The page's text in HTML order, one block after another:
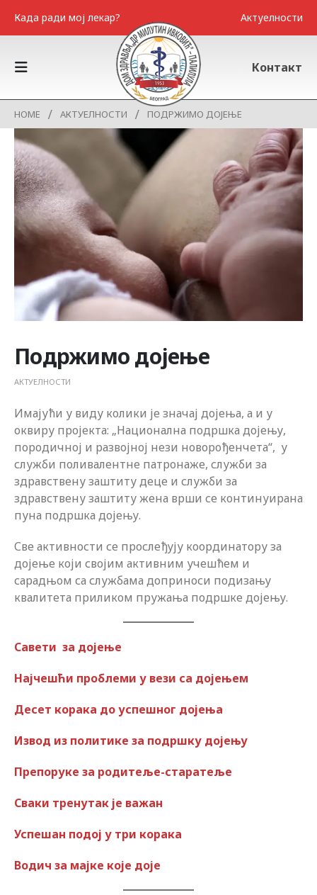
Када ради мој лекар? Актуелности
Контакт
HOME АКТУЕЛНОСТИ ПОДРЖИМО ДОЈЕЊЕ
Подржимо дојење
АКТУЕЛНОСТИ
Имајући у виду колики је значај дојења, а и у
оквиру пројекта: „Национална подршка дојењу,
породичној и развојној нези новорођенчета“, у
служби поливалентне патронаже, служби за
здравствену заштиту деце и служби за
здравствену заштиту жена врши се континуирана
пуна подршка дојењу.
Све активности се прослеђују координатору за
дојење који својим активним учешћем и
сарадњом са службама доприноси подизању
квалитета приликом пружања подршке дојењу.
Савети за дојење
Најчешћи проблеми у вези са дојењем
Десет корака до успешног дојења
Извод из политике за подршку дојењу
Препоруке за родитеље-старатеље
Сваки тренутак је важан
Успешан подој у три корака
Водич за мајке које доје